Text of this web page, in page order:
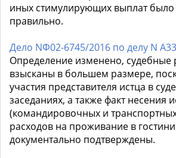
иных стимулирующих выплат
правильно.
Дело NФ02-6745/2016 по делу N
Определение изменено, судебные
взысканы в большем размере,
участия представителя истца в
заседаниях, а также факт несения
(командировочных и
расходов на проживание в
документально подтверждены.